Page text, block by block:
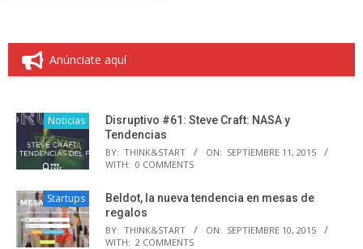
Anúnciate aquí
Noticias
Disruptivo #61: Steve Craft: NASA y
Tendencias
BY: THINK&START ON: SEPTIEMBRE 11, 2015
WITH: 0 COMMENTS
Startups
Beldot, la nueva tendencia en mesas de
regalos
BY: THINK&START ON: SEPTIEMBRE 10, 2015
WITH: 2 COMMENTS